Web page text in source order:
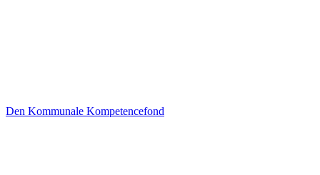
Den Kommunale Kompetencefond